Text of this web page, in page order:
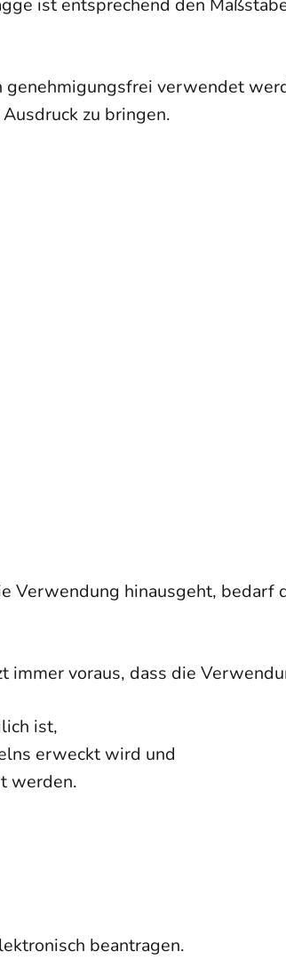
ist entsprechend den
verwendet
zu bringen.
Verwendung hinausgeht, bedarf
voraus, dass die
ist,
erweckt wird und
werden.
beantragen.